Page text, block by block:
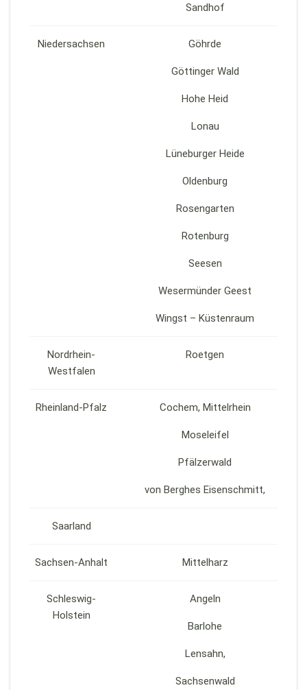
Sandhof
Niedersachsen Göhrde
Göttinger Wald
Hohe Heid
Lonau
Lüneburger Heide
Oldenburg
Rosengarten
Rotenburg
Seesen
Wesermünder Geest
Wingst – Küstenraum
Nordrhein-
Westfalen
Roetgen
Rheinland-Pfalz Cochem, Mittelrhein
Moseleifel
Pfälzerwald
von Berghes Eisenschmitt,
Saarland
Sachsen-Anhalt Mittelharz
Schleswig-
Holstein
Angeln
Barlohe
Lensahn,
Sachsenwald